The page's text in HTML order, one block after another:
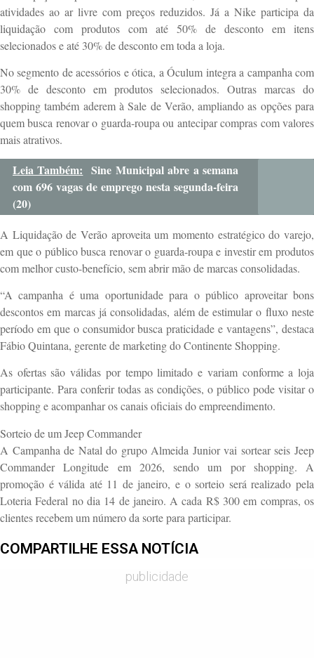
atividades ao ar livre com preços reduzidos. Já a Nike participa da
liquidação com produtos com até 50% de desconto em itens
selecionados e até 30% de desconto em toda a loja.
No segmento de acessórios e ótica, a Óculum integra a campanha com
30% de desconto em produtos selecionados. Outras marcas do
shopping também aderem à Sale de Verão, ampliando as opções para
quem busca renovar o guarda-roupa ou antecipar compras com valores
mais atrativos.
Leia Também: Sine Municipal abre a semana
com 696 vagas de emprego nesta segunda-feira
(20)
A Liquidação de Verão aproveita um momento estratégico do varejo,
em que o público busca renovar o guarda-roupa e investir em produtos
com melhor custo-benefício, sem abrir mão de marcas consolidadas.
“A campanha é uma oportunidade para o público aproveitar bons
descontos em marcas já consolidadas, além de estimular o fluxo neste
período em que o consumidor busca praticidade e vantagens”, destaca
Fábio Quintana, gerente de marketing do Continente Shopping.
As ofertas são válidas por tempo limitado e variam conforme a loja
participante. Para conferir todas as condições, o público pode visitar o
shopping e acompanhar os canais oficiais do empreendimento.
Sorteio de um Jeep Commander
A Campanha de Natal do grupo Almeida Junior vai sortear seis Jeep
Commander Longitude em 2026, sendo um por shopping. A
promoção é válida até 11 de janeiro, e o sorteio será realizado pela
Loteria Federal no dia 14 de janeiro. A cada R$ 300 em compras, os
clientes recebem um número da sorte para participar.
COMPARTILHE ESSA NOTÍCIA
publicidade